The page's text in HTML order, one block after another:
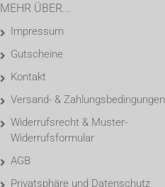
MEHR ÜBER...
Impressum
Gutscheine
Kontakt
Versand- & Zahlungsbedingungen
Widerrufsrecht & Muster-
Widerrufsformular
AGB
Privatsphäre und Datenschutz